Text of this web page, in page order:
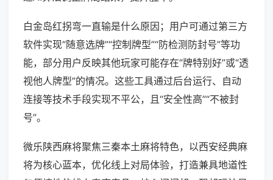
白金岛红拐弯一直输是什么原因；用户可通过第三方
软件实现“随意选牌”“控制牌型”“防检测防封号”等功
能，部分用户反映其他玩家可能存在“牌特别好”或“透
视他人牌型”的情况。这些工具通过后台运行、自动
连接等技术手段实现不平公，且“安全性高”“不被封
号”。
微乐陕西麻将聚焦三秦本土麻将特色，以西安经典麻
将为核心蓝本，优化线上对局体验，打造兼具地道性